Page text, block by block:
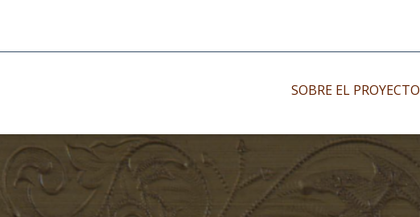
SOBRE EL PROYECTO
Impresos antiguos
Impresos modernos
Impresos menores